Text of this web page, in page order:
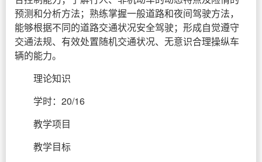
预测和分析方法；熟练掌握一般道路和夜间驾驶方法，
能够根据不同的道路交通状况安全驾驶；形成自觉遵守
交通法规、有效处置随机交通状况、无意识合理操纵车
辆的能力。
理论知识
学时：20/16
教学项目
教学目标